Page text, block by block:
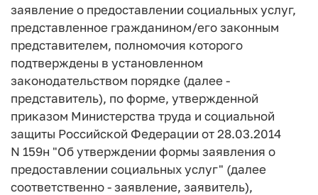
заявление о предоставлении социальных услуг,
представленное гражданином/его законным
представителем, полномочия которого
подтверждены в установленном
законодательством порядке (далее -
представитель), по форме, утвержденной
приказом Министерства труда и социальной
защиты Российской Федерации от 28.03.2014
N 159н "Об утверждении формы заявления о
предоставлении социальных услуг" (далее
соответственно - заявление, заявитель),